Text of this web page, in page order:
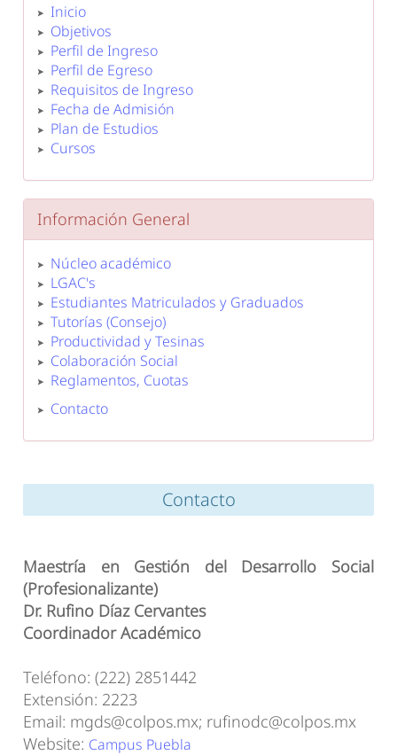
Inicio
Objetivos
Perfil de Ingreso
Perfil de Egreso
Requisitos de Ingreso
Fecha de Admisión
Plan de Estudios
Cursos
Información General
Núcleo académico
LGAC's
Estudiantes Matriculados y Graduados
Tutorías (Consejo)
Productividad y Tesinas
Colaboración Social
Reglamentos, Cuotas
Contacto
Contacto
Maestría en Gestión del Desarrollo Social
(Profesionalizante)
Dr. Rufino Díaz Cervantes
Coordinador Académico
Teléfono: (222) 2851442
Extensión: 2223
Email: mgds@colpos.mx; rufinodc@colpos.mx
Website: Campus Puebla